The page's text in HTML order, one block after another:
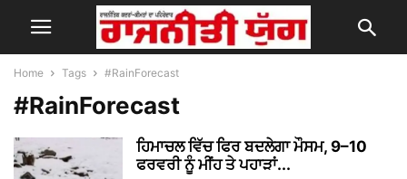
Home Tags #RainForecast
#RainForecast
ਹਿਮਾਚਲ ਵਿੱਚ ਫਿਰ ਬਦਲੇਗਾ ਮੌਸਮ, 9–10
ਫਰਵਰੀ ਨੂੰ ਮੀਂਹ ਤੇ ਪਹਾੜਾਂ...